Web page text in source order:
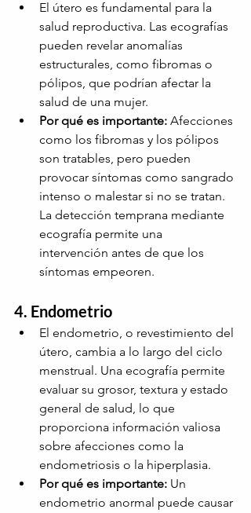
El útero es fundamental para la
salud reproductiva. Las ecografías
pueden revelar anomalías
estructurales, como fibromas o
pólipos, que podrían afectar la
salud de una mujer.
Por qué es importante: Afecciones
como los fibromas y los pólipos
son tratables, pero pueden
provocar síntomas como sangrado
intenso o malestar si no se tratan.
La detección temprana mediante
ecografía permite una
intervención antes de que los
síntomas empeoren.
4. Endometrio
El endometrio, o revestimiento del
útero, cambia a lo largo del ciclo
menstrual. Una ecografía permite
evaluar su grosor, textura y estado
general de salud, lo que
proporciona información valiosa
sobre afecciones como la
endometriosis o la hiperplasia.
Por qué es importante: Un
endometrio anormal puede causar